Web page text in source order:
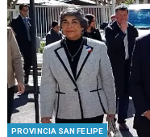
PROVINCIA SAN FELIPE